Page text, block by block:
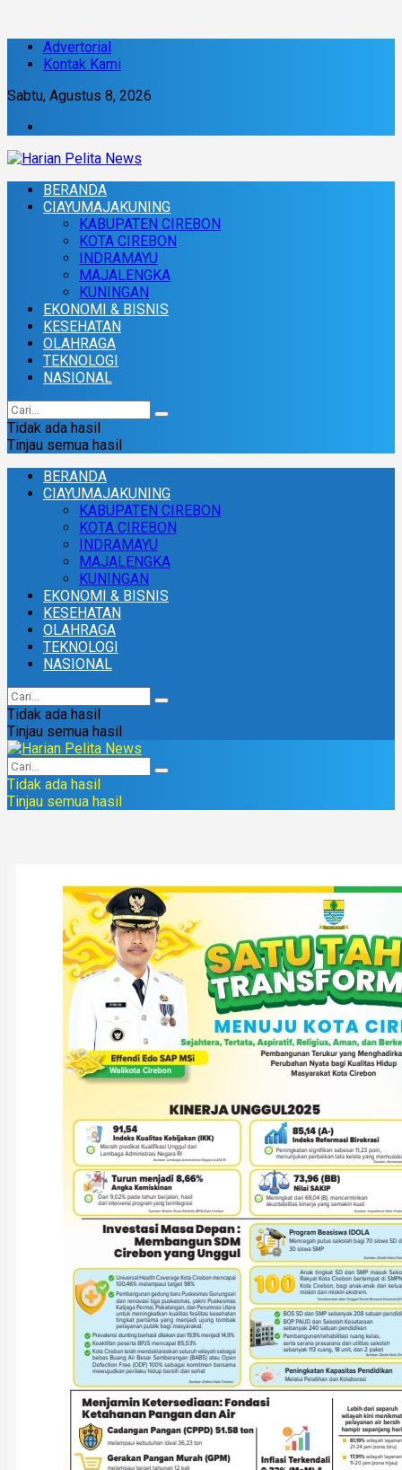
Advertorial
Kontak Kami
Sabtu, Agustus 8, 2026
BERANDA
CIAYUMAJAKUNING
KABUPATEN CIREBON
KOTA CIREBON
INDRAMAYU
MAJALENGKA
KUNINGAN
EKONOMI & BISNIS
KESEHATAN
OLAHRAGA
TEKNOLOGI
NASIONAL
Tidak ada hasil
Tinjau semua hasil
BERANDA
CIAYUMAJAKUNING
KABUPATEN CIREBON
KOTA CIREBON
INDRAMAYU
MAJALENGKA
KUNINGAN
EKONOMI & BISNIS
KESEHATAN
OLAHRAGA
TEKNOLOGI
NASIONAL
Tidak ada hasil
Tinjau semua hasil
Tidak ada hasil
Tinjau semua hasil